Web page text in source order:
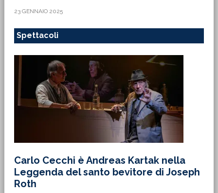
23 GENNAIO 2025
Spettacoli
Carlo Cecchi è Andreas Kartak nella
Leggenda del santo bevitore di Joseph
Roth